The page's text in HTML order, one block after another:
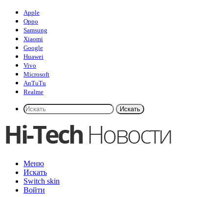
Apple
Oppo
Samsung
Xiaomi
Google
Huawei
Vivo
Microsoft
AnTuTu
Realme
Искать
Меню
Искать
Switch skin
Войти